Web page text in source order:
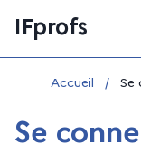
au
contenu
IFprofs
Vous êtes ici :
Accueil / Se
Se